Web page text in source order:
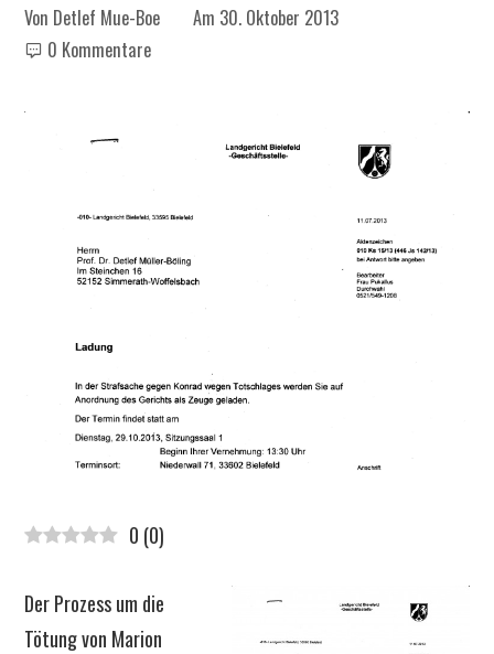
Von Detlef Mue-Boe Am 30. Oktober 2013
0 Kommentare
0 (0)
Der Prozess um die
Tötung von Marion